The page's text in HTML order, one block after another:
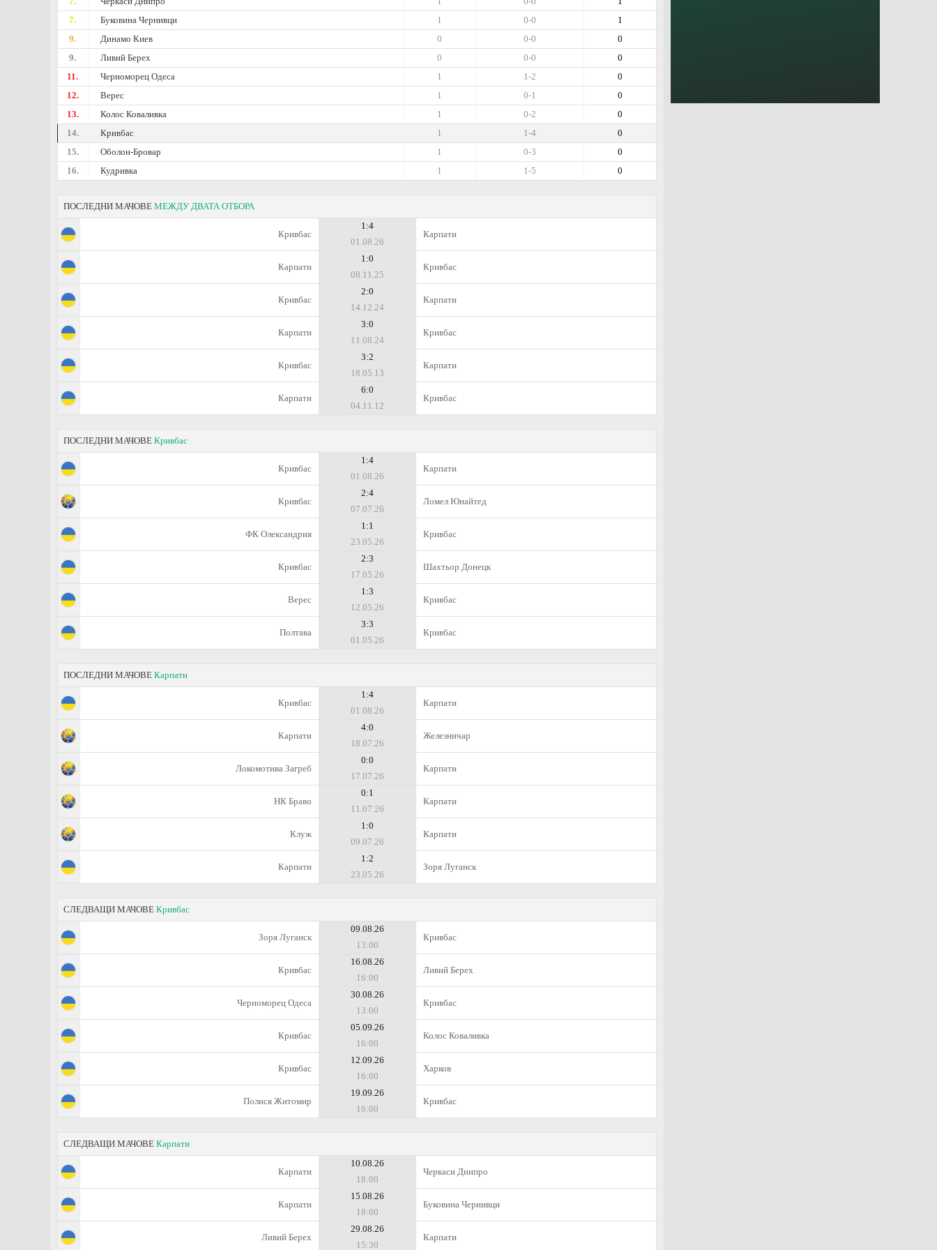
7.
Буковина Чернивци 1
0-0
1
9.
Динамо Киев 0
0-0
0
9.
Ливий Берех 0
0-0
0
11.
Черноморец Одеса 0
1-2
1
12.
Верес 0
0-1
1
13.
Колос Коваливка 0
0-2
1
14.
Кривбас 0
1-4
1
15.
Oболон-Бровар 0
0-3
1
16.
Кудривка 0
1-5
1
ПОСЛЕДНИ МАЧОВЕ МЕЖДУ ДВАТА ОТБОРА
Кривбас
1:4
01.08.26
Карпати
Карпати
1:0
08.11.25
Кривбас
Кривбас
2:0
14.12.24
Карпати
Карпати
3:0
11.08.24
Кривбас
Кривбас
3:2
18.05.13
Карпати
Карпати
6:0
04.11.12
Кривбас
ПОСЛЕДНИ МАЧОВЕ Кривбас
Кривбас
1:4
01.08.26
Карпати
Кривбас
2:4
07.07.26
Ломел Юнайтед
ФК Олександрия
1:1
23.05.26
Кривбас
Кривбас
2:3
17.05.26
Шахтьор Донецк
Верес
1:3
12.05.26
Кривбас
Полтава
3:3
01.05.26
Кривбас
ПОСЛЕДНИ МАЧОВЕ Карпати
Кривбас
1:4
01.08.26
Карпати
Карпати
4:0
18.07.26
Железничар
Локомотива Загреб
0:0
17.07.26
Карпати
НК Браво
0:1
11.07.26
Карпати
Клуж
1:0
09.07.26
Карпати
Карпати
1:2
23.05.26
Зоря Луганск
СЛЕДВАЩИ МАЧОВЕ Кривбас
Зоря Луганск
09.08.26
13:00
Кривбас
Кривбас
16.08.26
16:00
Ливий Берех
Черноморец Одеса
30.08.26
13:00
Кривбас
Кривбас
05.09.26
16:00
Колос Коваливка
Кривбас
12.09.26
16:00
Харков
Полися Житомир
19.09.26
16:00
Кривбас
СЛЕДВАЩИ МАЧОВЕ Карпати
Карпати
10.08.26
18:00
Черкаси Днипро
Карпати
15.08.26
18:00
Буковина Чернивци
Ливий Берех
29.08.26
15:30
Карпати